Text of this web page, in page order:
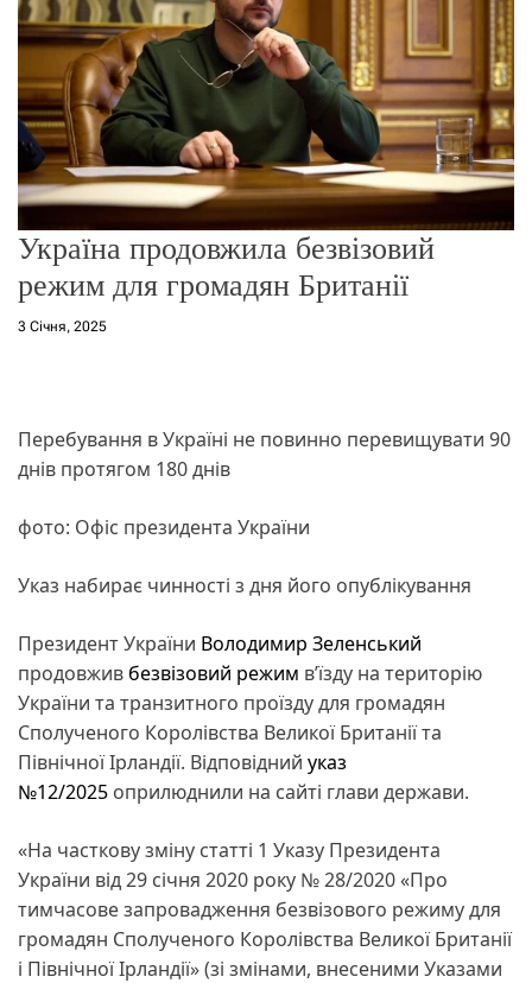
е
и
м
у
Україна продовжила безвізовий
режим для громадян Британії
3 Січня, 2025
Перебування в Україні не повинно перевищувати 90
днів протягом 180 днів
фото: Офіс президента України
Указ набирає чинності з дня його опублікування
Президент України Володимир Зеленський
продовжив безвізовий режим в’їзду на територію
України та транзитного проїзду для громадян
Сполученого Королівства Великої Британії та
Північної Ірландії. Відповідний указ
№12/2025 оприлюднили на сайті глави держави.
«На часткову зміну статті 1 Указу Президента
України від 29 січня 2020 року № 28/2020 «Про
тимчасове запровадження безвізового режиму для
громадян Сполученого Королівства Великої Британії
і Північної Ірландії» (зі змінами, внесеними Указами